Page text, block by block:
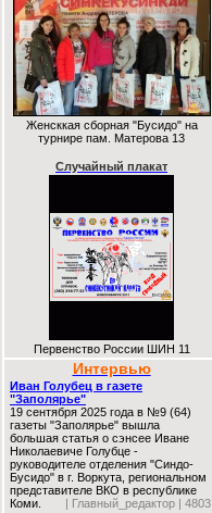
Женсккая сборная "Бусидо" на
турнире пам. Матерова 13
Случайный плакат
Первенство России ШИН 11
Интервью
Иван Голубец в газете
"Заполярье"
19 сентября 2025 года в №9 (64)
газеты "Заполярье" вышла
большая статья о сэнсее Иване
Николаевиче Голубце -
руководителе отделения "Синдо-
Бусидо" в г. Воркута, региональном
представителе ВКО в республике
Коми.
| Главный_редактор | 4803